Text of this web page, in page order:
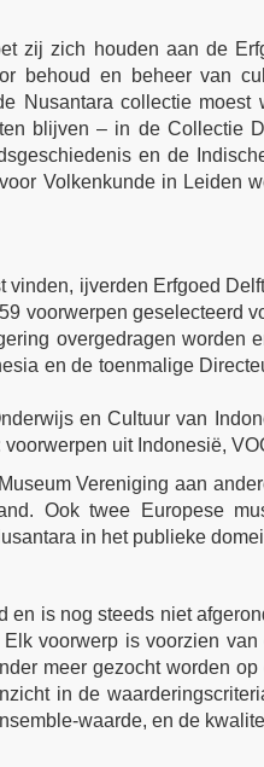
zij zich houden aan de
behoud en beheer van
collectie
blijven – in de Collectie
en de
Volkenkunde in Leiden
ijverden Erfgoed
voorwerpen geselecteerd
overgedragen worden
en de toenmalige
en Cultuur van
uit Indonesië,
Vereniging aan
Ook twee Europese
in het publieke
is nog steeds niet
voorwerp is voorzien
meer gezocht worden
in de
waarde, en de